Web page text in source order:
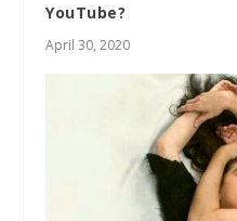
YouTube?
April 30, 2020